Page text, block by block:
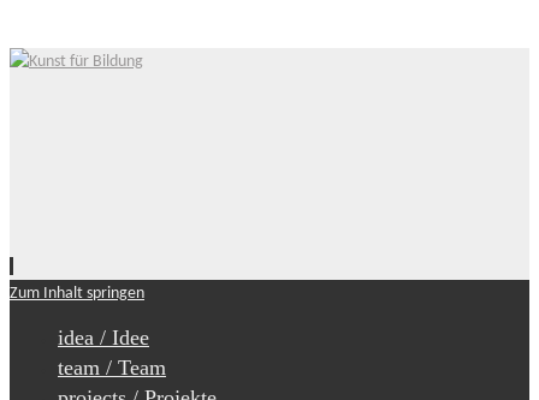
Zum Inhalt springen
idea / Idee
team / Team